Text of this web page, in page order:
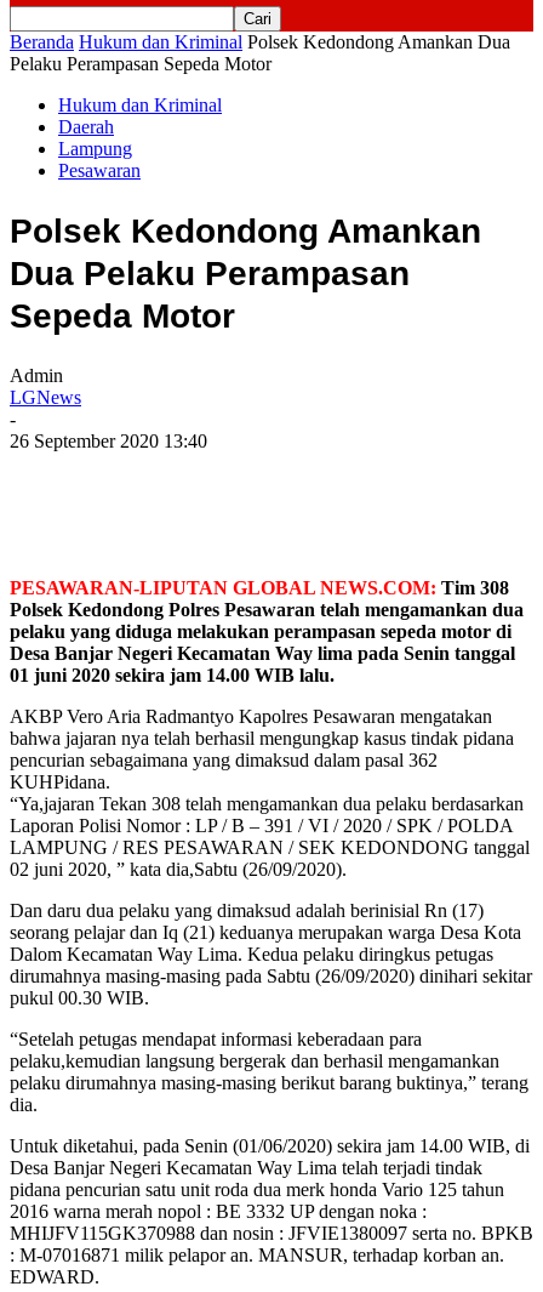
Beranda Hukum dan Kriminal Polsek Kedondong Amankan Dua
Pelaku Perampasan Sepeda Motor
Hukum dan Kriminal
Daerah
Lampung
Pesawaran
Polsek Kedondong Amankan
Dua Pelaku Perampasan
Sepeda Motor
Admin
LGNews
-
26 September 2020 13:40
PESAWARAN-LIPUTAN GLOBAL NEWS.COM: Tim 308
Polsek Kedondong Polres Pesawaran telah mengamankan dua
pelaku yang diduga melakukan perampasan sepeda motor di
Desa Banjar Negeri Kecamatan Way lima pada Senin tanggal
01 juni 2020 sekira jam 14.00 WIB lalu.
AKBP Vero Aria Radmantyo Kapolres Pesawaran mengatakan
bahwa jajaran nya telah berhasil mengungkap kasus tindak pidana
pencurian sebagaimana yang dimaksud dalam pasal 362
KUHPidana.
“Ya,jajaran Tekan 308 telah mengamankan dua pelaku berdasarkan
Laporan Polisi Nomor : LP / B – 391 / VI / 2020 / SPK / POLDA
LAMPUNG / RES PESAWARAN / SEK KEDONDONG tanggal
02 juni 2020, ” kata dia,Sabtu (26/09/2020).
Dan daru dua pelaku yang dimaksud adalah berinisial Rn (17)
seorang pelajar dan Iq (21) keduanya merupakan warga Desa Kota
Dalom Kecamatan Way Lima. Kedua pelaku diringkus petugas
dirumahnya masing-masing pada Sabtu (26/09/2020) dinihari sekitar
pukul 00.30 WIB.
“Setelah petugas mendapat informasi keberadaan para
pelaku,kemudian langsung bergerak dan berhasil mengamankan
pelaku dirumahnya masing-masing berikut barang buktinya,” terang
dia.
Untuk diketahui, pada Senin (01/06/2020) sekira jam 14.00 WIB, di
Desa Banjar Negeri Kecamatan Way Lima telah terjadi tindak
pidana pencurian satu unit roda dua merk honda Vario 125 tahun
2016 warna merah nopol : BE 3332 UP dengan noka :
MHIJFV115GK370988 dan nosin : JFVIE1380097 serta no. BPKB
: M-07016871 milik pelapor an. MANSUR, terhadap korban an.
EDWARD.